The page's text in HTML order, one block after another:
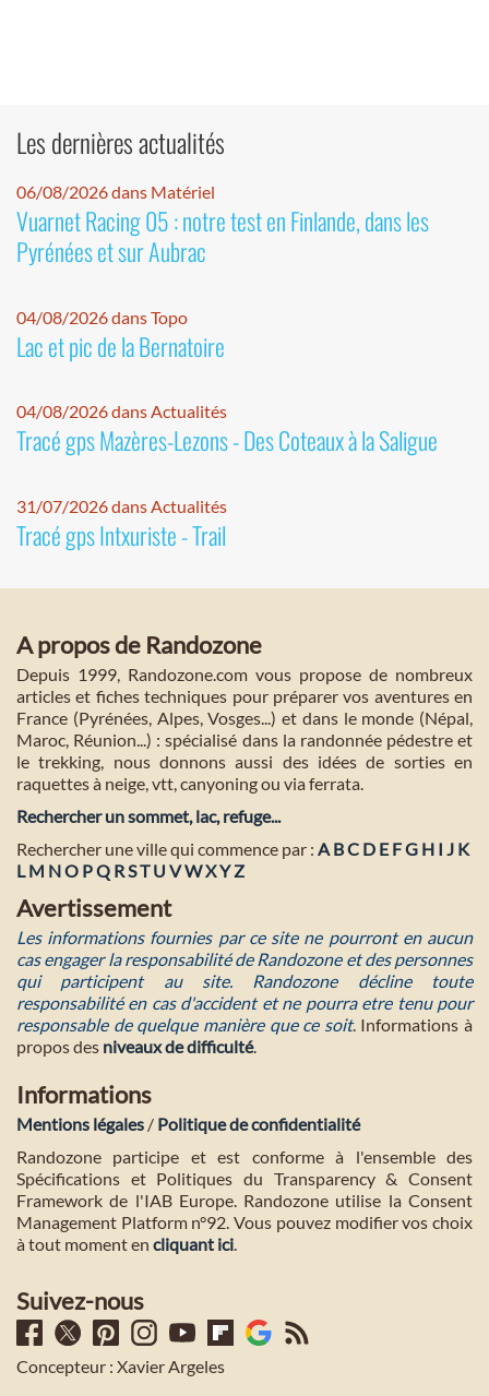
Les dernières actualités
06/08/2026 dans Matériel
Vuarnet Racing 05 : notre test en Finlande, dans les
Pyrénées et sur Aubrac
04/08/2026 dans Topo
Lac et pic de la Bernatoire
04/08/2026 dans Actualités
Tracé gps Mazères-Lezons - Des Coteaux à la Saligue
31/07/2026 dans Actualités
Tracé gps Intxuriste - Trail
A propos de Randozone
Depuis 1999, Randozone.com vous propose de nombreux
articles et fiches techniques pour préparer vos aventures en
France (Pyrénées, Alpes, Vosges...) et dans le monde (Népal,
Maroc, Réunion...) : spécialisé dans la randonnée pédestre et
le trekking, nous donnons aussi des idées de sorties en
raquettes à neige, vtt, canyoning ou via ferrata.
Rechercher un sommet, lac, refuge...
Rechercher une ville qui commence par : A BC D E FG H I J K
L M NO PQ RST U VWXYZ
Avertissement
Les informations fournies par ce site ne pourront en aucun
cas engager la responsabilité de Randozone et des personnes
qui participent au site. Randozone décline toute
responsabilité en cas d'accident et ne pourra etre tenu pour
responsable de quelque manière que ce soit. Informations à
propos des niveaux de difficulté.
Informations
Mentions légales / Politique de confidentialité
Randozone participe et est conforme à l'ensemble des
Spécifications et Politiques du Transparency & Consent
Framework de l'IAB Europe. Randozone utilise la Consent
Management Platform n°92. Vous pouvez modifier vos choix
à tout moment en cliquant ici.
Suivez-nous
Concepteur : Xavier Argeles